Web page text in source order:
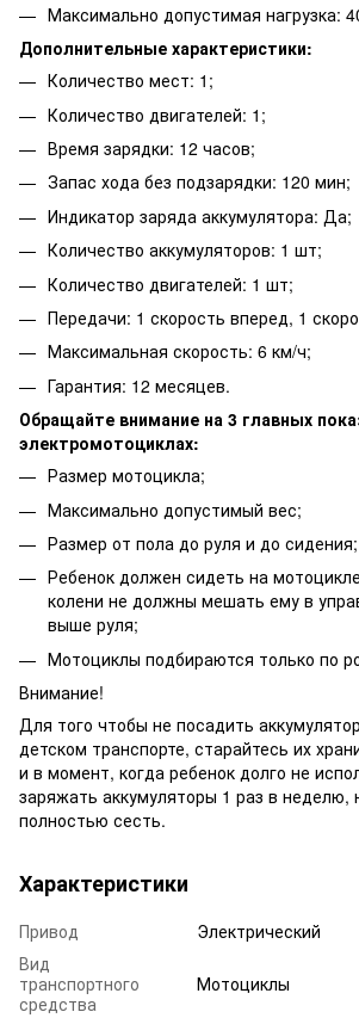
Максимально допустимая нагрузка:
Дополнительные характеристики:
Количество мест: 1;
Количество двигателей: 1;
Время зарядки: 12 часов;
Запас хода без подзарядки: 120 мин;
Индикатор заряда аккумулятора: Да;
Количество аккумуляторов: 1 шт;
Количество двигателей: 1 шт;
Передачи: 1 скорость вперед, 1
Максимальная скорость: 6 км/ч;
Гарантия: 12 месяцев.
Обращайте внимание на 3 главных
электромотоциклах:
Размер мотоцикла;
Максимально допустимый вес;
Размер от пола до руля и до сидения;
Ребенок должен сидеть на
колени не должны мешать ему в
выше руля;
Мотоциклы подбираются только по
Внимание!
Для того чтобы не посадить
детском транспорте, старайтесь их
и в момент, когда ребенок долго не
заряжать аккумуляторы 1 раз в неделю,
полностью сесть.
Характеристики
Привод
Электрический
Вид
транспортного
средства
Мотоциклы